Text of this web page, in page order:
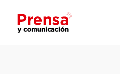
main